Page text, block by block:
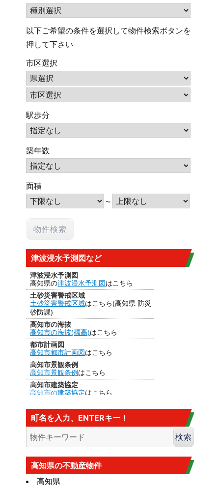
以下ご希望の条件を選択して物件検索ボタンを
押して下さい
市区選択
駅歩分
築年数
面積
～
津波浸水予測図など
津波浸水予測図
高知県の津波浸水予測図はこちら
土砂災害警戒区域
土砂災害警戒区域はこちら(高知県 防災
砂防課)
高知市の海抜
高知市の海抜(標高)はこちら
都市計画図
高知市都市計画図はこちら
高知市景観条例
高知市景観条例 はこちら
高知市建築協定
高知市の建築協定はこちら
高知市の建法22条区域
はこちら・・・
カヤ葺き、ログハウスはダメ
香南市の海抜
香南市の海抜（標高）
高知市大規模盛土造成地マップ
ら
町名を入力、ENTERキー！
高知県の不動産物件
高知県